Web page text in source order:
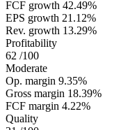
FCF growth 42.49%
EPS growth 21.12%
Rev. growth 13.29%
Profitability
62 /100
Moderate
Op. margin 9.35%
Gross margin 18.39%
FCF margin 4.22%
Quality